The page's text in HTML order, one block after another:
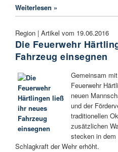
Weiterlesen »
Region | Artikel vom 19.06.2016
Die Feuerwehr
Fahrzeug einsegnen
Gemeinsam
Feuerwehr
neuen
und der
traditionellen
zusätzlichen
stecken in dem
Schlagkraft der Wehr erhöht.